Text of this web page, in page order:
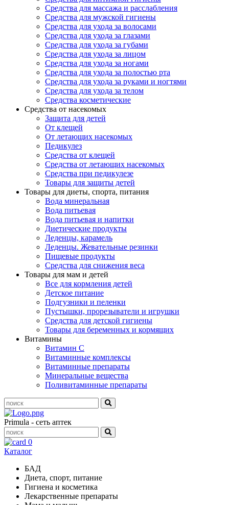
Средства для массажа и расслабления
Средства для мужской гигиены
Средства для ухода за волосами
Средства для ухода за глазами
Средства для ухода за губами
Средства для ухода за лицом
Средства для ухода за ногами
Средства для ухода за полостью рта
Средства для ухода за руками и ногтями
Средства для ухода за телом
Средства косметические
Средства от насекомых
Защита для детей
От клещей
От летающих насекомых
Педикулез
Средства от клещей
Средства от летающих насекомых
Средства при педикулезе
Товары для защиты детей
Товары для диеты, спорта, питания
Вода минеральная
Вода питьевая
Вода питьевая и напитки
Диетические продукты
Леденцы, карамель
Леденцы. Жевательные резинки
Пищевые продукты
Средства для снижения веса
Товары для мам и детей
Все для кормления детей
Детское питание
Подгузники и пеленки
Пустышки, прорезыватели и игрушки
Средства для детской гигиены
Товары для беременных и кормящих
Витамины
Витамин С
Витаминные комплексы
Витаминные препараты
Минеральные вещества
Поливитаминные препараты
Primula - сеть аптек
0
Каталог
БАД
Диета, спорт, питание
Гигиена и косметика
Лекарственные препараты